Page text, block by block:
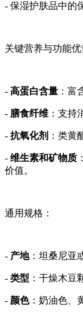
- 保湿护肤品中的
关键营养与功能优
- 高蛋白含量 ：富
- 膳食纤维 ：支持
- 抗氧化剂 ：类黄
- 维生素和矿物质
价值。
通用规格：
- 产地：坦桑尼亚
- 类型 ：干燥木豆
- 颜色：奶油色、